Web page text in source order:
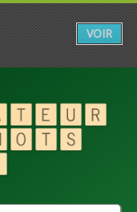
VOIR